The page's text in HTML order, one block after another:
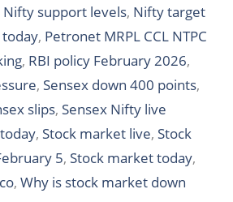
Nifty support levels, Nifty target
, Petronet MRPL CCL NTPC
, RBI policy February 2026,
, Sensex down 400 points,
slips, Sensex Nifty live
, Stock market live, Stock
5, Stock market today,
, Why is stock market down